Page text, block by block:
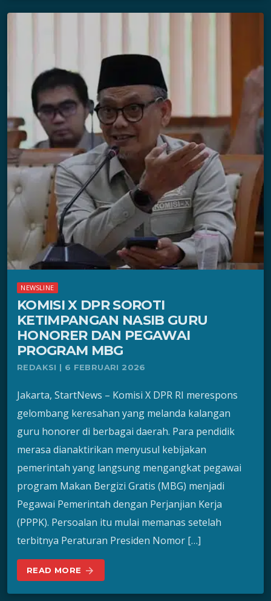
NEWSLINE
KOMISI X DPR SOROTI
KETIMPANGAN NASIB GURU
HONORER DAN PEGAWAI
PROGRAM MBG
REDAKSI | 6 FEBRUARI 2026
Jakarta, StartNews – Komisi X DPR RI merespons
gelombang keresahan yang melanda kalangan
guru honorer di berbagai daerah. Para pendidik
merasa dianaktirikan menyusul kebijakan
pemerintah yang langsung mengangkat pegawai
program Makan Bergizi Gratis (MBG) menjadi
Pegawai Pemerintah dengan Perjanjian Kerja
(PPPK). Persoalan itu mulai memanas setelah
terbitnya Peraturan Presiden Nomor […]
READ MORE arrow_forward